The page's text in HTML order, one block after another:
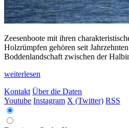
Zeesenboote mit ihren
Holzrümpfen gehören seit
Boddenlandschaft zwischen der
weiterlesen
Kontakt Über die Daten
Youtube Instagram X (Twitter) RSS